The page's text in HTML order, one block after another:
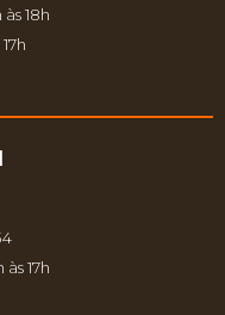
18h
17h